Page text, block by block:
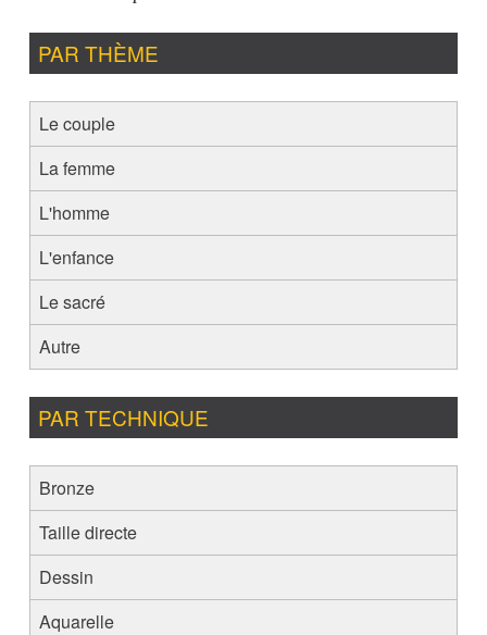
PAR THÈME
Le couple
La femme
L'homme
L'enfance
Le sacré
Autre
PAR TECHNIQUE
Bronze
Taille directe
Dessin
Aquarelle